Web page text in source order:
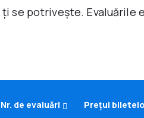
se potrivește. Evaluările
Nr. de evaluări Prețul